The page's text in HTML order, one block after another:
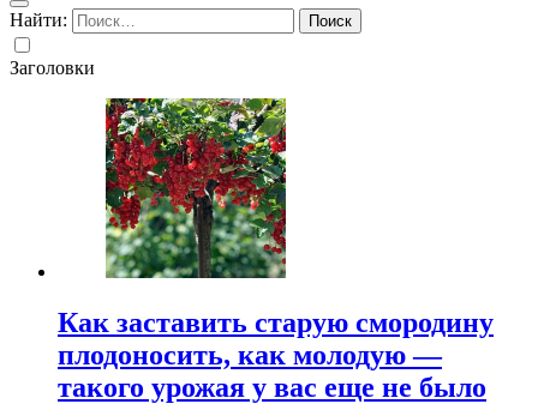
Найти:
Заголовки
Как заставить старую смородину
плодоносить, как молодую —
такого урожая у вас еще не было